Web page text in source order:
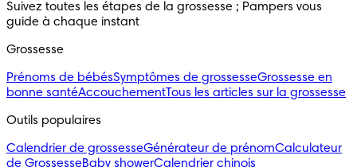
Suivez toutes les étapes de la grossesse ; Pampers vous
guide à chaque instant
Grossesse
Prénoms de bébésSymptômes de grossesseGrossesse en
bonne santéAccouchementTous les articles sur la grossesse
Outils populaires
Calendrier de grossesseGénérateur de prénomCalculateur
de GrossesseBaby showerCalendrier chinois